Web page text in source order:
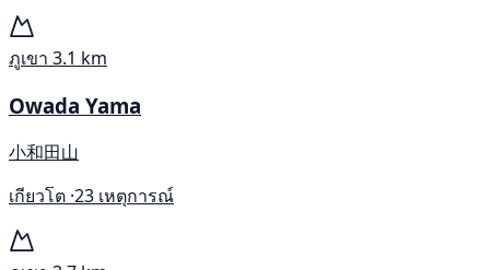
ภูเขา 3.1 km
Owada Yama
小和田山
เกียวโต ·23 เหตุการณ์